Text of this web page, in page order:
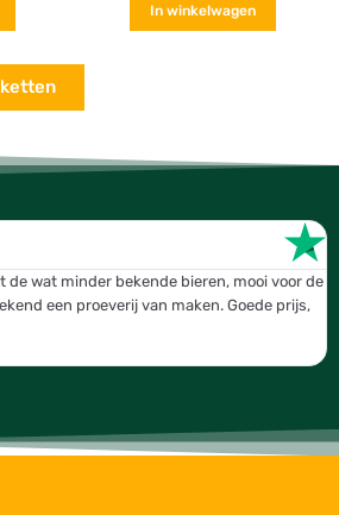
In winkelwagen
de wat minder bekende bieren, mooi voor de
een proeverij van maken. Goede prijs,